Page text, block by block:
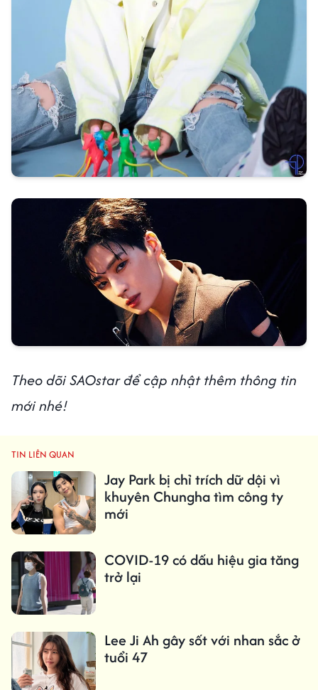
Theo dõi SAOstar để cập nhật thêm thông tin
mới nhé!
TIN LIÊN QUAN
Jay Park bị chỉ trích dữ dội vì
khuyên Chungha tìm công ty
mới
COVID-19 có dấu hiệu gia tăng
trở lại
Lee Ji Ah gây sốt với nhan sắc ở
tuổi 47